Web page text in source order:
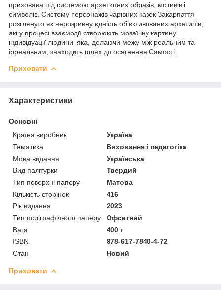
прихована під системою архетипних образів, мотивів і
символів. Систему персонажів чарівних казок Закарпаття
розглянуто як нерозривну єдність об’єктивованих архетипів,
які у процесі взаємодії створюють мозаїчну картину
індивідуації людини, яка, долаючи межу між реальним та
ірреальним, знаходить шлях до осягнення Самості.
Приховати
Характеристики
Основні
Країна виробник
Україна
Тематика
Виховання і педагогіка
Мова видання
Українська
Вид палітурки
Твердий
Тип поверхні паперу
Матова
Кількість сторінок
416
Рік видання
2023
Тип поліграфічного паперу
Офсетний
Вага
400 г
ISBN
978-617-7840-4-72
Стан
Новий
Приховати